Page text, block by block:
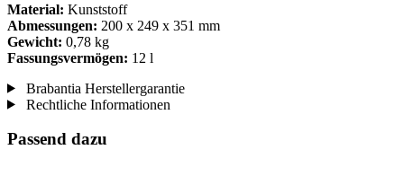
Material: Kunststoff
Abmessungen: 200 x 249 x 351 mm
Gewicht: 0,78 kg
Fassungsvermögen: 12 l
Brabantia Herstellergarantie
Rechtliche Informationen
Passend dazu